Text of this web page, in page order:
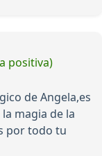
positiva)
de Angela,es
magia de la
por todo tu